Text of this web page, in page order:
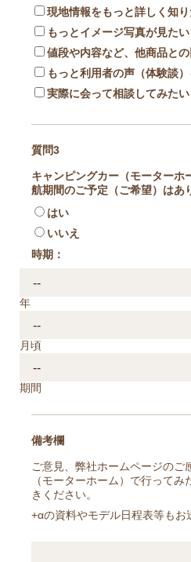
現地情報をもっと詳しく知
もっとイメージ写真が見たい
値段や内容など、他商品と
もっと利用者の声（体験談
実際に会って相談してみたい
質問3
キャンピングカー（モーターホ
航期間のご予定（ご希望）はあ
はい
いいえ
時期：
年
月頃
期間
備考欄
ご意見、弊社ホームページのご
（モーターホーム）で行って
きください。
+αの資料やモデル日程表等もお